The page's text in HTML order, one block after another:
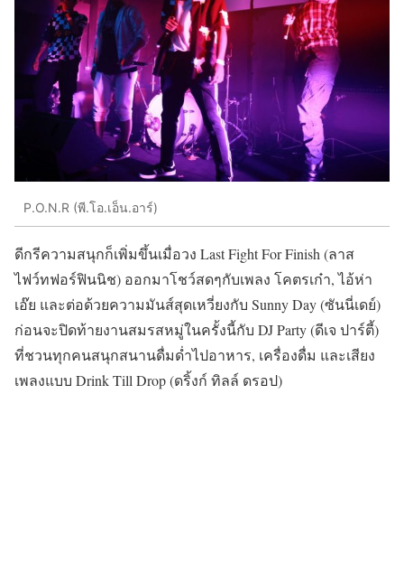
P.O.N.R (พี.โอ.เอ็น.อาร์)
ดีกรีความสนุกก็เพิ่มขึ้นเมื่อวง Last Fight For Finish (ลาส
ไฟว์ทฟอร์ฟินนิช) ออกมาโชว์สดๆกับเพลง โคตรเก๋า, ไอ้ห่า
เอ๊ย และต่อด้วยความมันส์สุดเหวี่ยงกับ Sunny Day (ซันนี่เดย์)
ก่อนจะปิดท้ายงานสมรสหมู่ในครั้งนี้กับ DJ Party (ดีเจ ปาร์ตี้)
ที่ชวนทุกคนสนุกสนานดื่มด่ำไปอาหาร, เครื่องดื่ม และเสียง
เพลงแบบ Drink Till Drop (ดริ้งก์ ทิลล์ ดรอป)